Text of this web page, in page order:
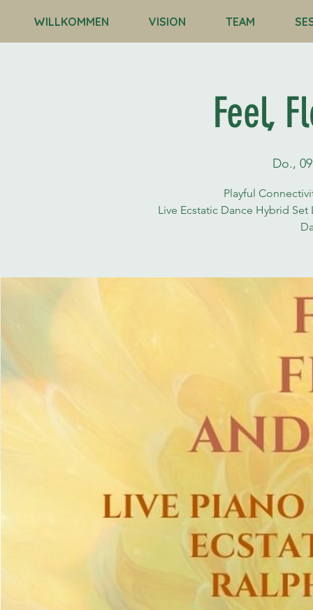
WILLKOMMEN VISION TEAM
Feel,
Do.,
Playful
Live Ecstatic Dance Hybrid